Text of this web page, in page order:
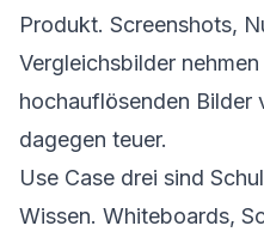
Produkt. Screenshots,
Vergleichsbilder
hochauflösenden Bilder
dagegen teuer.
Use Case drei sind
Wissen. Whiteboards,